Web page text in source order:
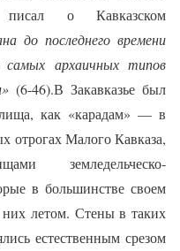
писал о Кавказском
до последнего времени
архаичных типов
(6-46).В Закавказье был
как «карадам» — в
отрогах Малого Кавказа,
земледельческо-
в большинстве своем
летом. Стены в таких
естественным срезом